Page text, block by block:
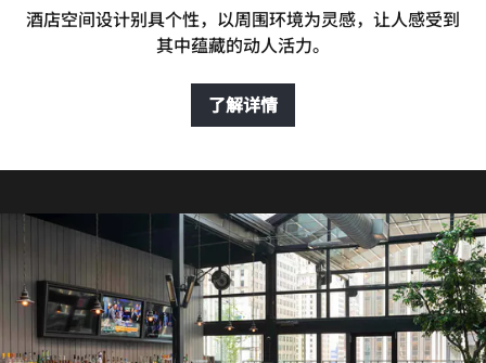
酒店空间设计别具个性，以周围环境为灵感，让人感受到
其中蕴藏的动人活力。
了解详情